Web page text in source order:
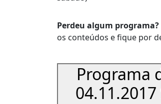
Perdeu algum programa?
os conteúdos e fique por
Programa